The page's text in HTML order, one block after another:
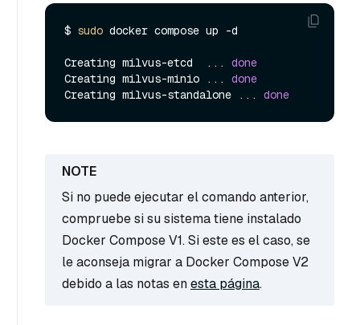
$ sudo docker compose up -d
Creating milvus-etcd  ... done
Creating milvus-minio ... done
Creating milvus-standalone ... done
Si no puede ejecutar el comando anterior,
compruebe si su sistema tiene instalado
Docker Compose V1. Si este es el caso, se
le aconseja migrar a Docker Compose V2
debido a las notas enesta página.